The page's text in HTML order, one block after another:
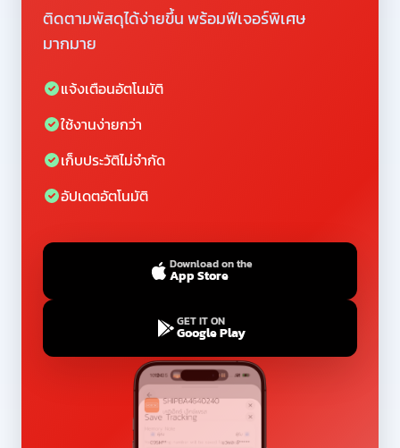
ติดตามพัสดุได้ง่ายขึ้น พร้อมฟีเจอร์พิเศษ
มากมาย
แจ้งเตือนอัตโนมัติ
ใช้งานง่ายกว่า
เก็บประวัติไม่จำกัด
อัปเดตอัตโนมัติ
Download on the
App Store
GET IT ON
Google Play